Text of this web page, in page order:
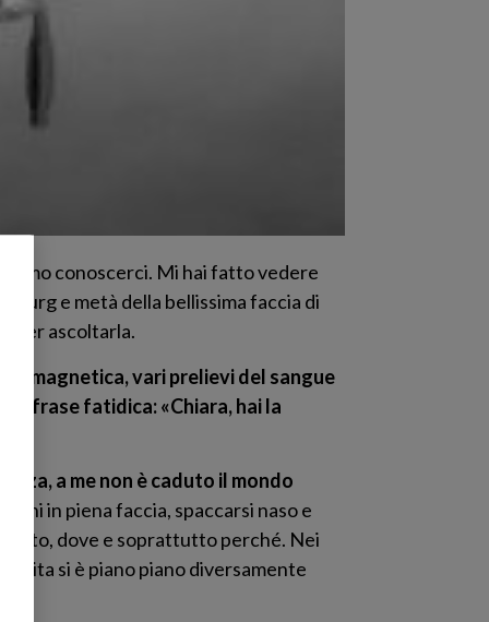
conoscerci. Mi hai fatto vedere
e metà della bellissima faccia di
per ascoltarla.
magnetica, vari prelievi del sangue
la frase fatidica: «Chiara, hai la
a me non è caduto il mondo
in piena faccia, spaccarsi naso e
dove e soprattutto perché. Nei
vita si è piano piano diversamente